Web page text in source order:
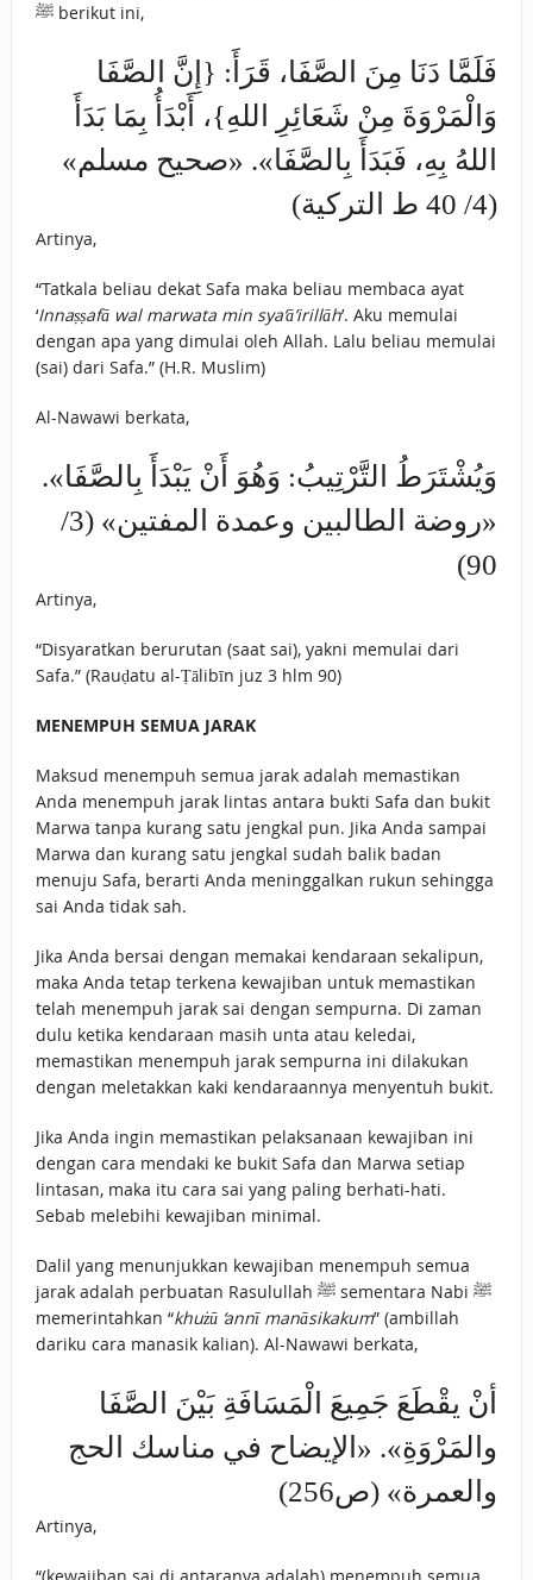
ﷺ berikut ini,
فَلَمَّا دَنَا مِنَ الصَّفَا، قَرَأَ: {إِنَّ الصَّفَا
وَالْمَرْوَةَ مِنْ شَعَائِرِ اللهِ}، أَبْدَأُ ‌بِمَا ‌بَدَأَ
‌اللهُ ‌بِهِ، فَبَدَأَ بِالصَّفَا». «صحيح مسلم»
(4/ 40 ط التركية)
Artinya,
“Tatkala beliau dekat Safa maka beliau membaca ayat
‘Innaṣṣafā wal marwata min sya‘ā’irillāh’. Aku memulai
dengan apa yang dimulai oleh Allah. Lalu beliau memulai
(sai) dari Safa.” (H.R. Muslim)
Al-Nawawi berkata,
وَيُشْتَرَطُ التَّرْتِيبُ: وَهُوَ أَنْ يَبْدَأَ بِالصَّفَا».
«روضة الطالبين وعمدة المفتين» (3/
90)
Artinya,
“Disyaratkan berurutan (saat sai), yakni memulai dari
Safa.” (Rauḍatu al-Ṭālibīn juz 3 hlm 90)
MENEMPUH SEMUA JARAK
Maksud menempuh semua jarak adalah memastikan
Anda menempuh jarak lintas antara bukti Safa dan bukit
Marwa tanpa kurang satu jengkal pun. Jika Anda sampai
Marwa dan kurang satu jengkal sudah balik badan
menuju Safa, berarti Anda meninggalkan rukun sehingga
sai Anda tidak sah.
Jika Anda bersai dengan memakai kendaraan sekalipun,
maka Anda tetap terkena kewajiban untuk memastikan
telah menempuh jarak sai dengan sempurna. Di zaman
dulu ketika kendaraan masih unta atau keledai,
memastikan menempuh jarak sempurna ini dilakukan
dengan meletakkan kaki kendaraannya menyentuh bukit.
Jika Anda ingin memastikan pelaksanaan kewajiban ini
dengan cara mendaki ke bukit Safa dan Marwa setiap
lintasan, maka itu cara sai yang paling berhati-hati.
Sebab melebihi kewajiban minimal.
Dalil yang menunjukkan kewajiban menempuh semua
jarak adalah perbuatan Rasulullah ﷺ sementara Nabi ﷺ
memerintahkan “khużū ‘annī manāsikakum” (ambillah
dariku cara manasik kalian). Al-Nawawi berkata,
أنْ يقْطَعَ جَمِيعَ الْمَسَافَةِ بَيْنَ الصَّفَا
والمَرْوَةِ». «الإيضاح في مناسك الحج
والعمرة» (ص256)
Artinya,